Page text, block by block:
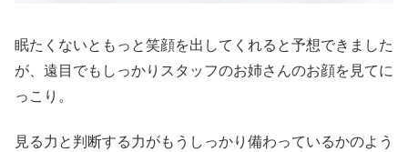
眠たくないともっと笑顔を出してくれると予想できました
が、遠目でもしっかりスタッフのお姉さんのお顔を見てに
っこり。
見る力と判断する力がもうしっかり備わっているかのよう